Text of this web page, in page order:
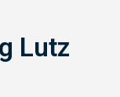
Lutz